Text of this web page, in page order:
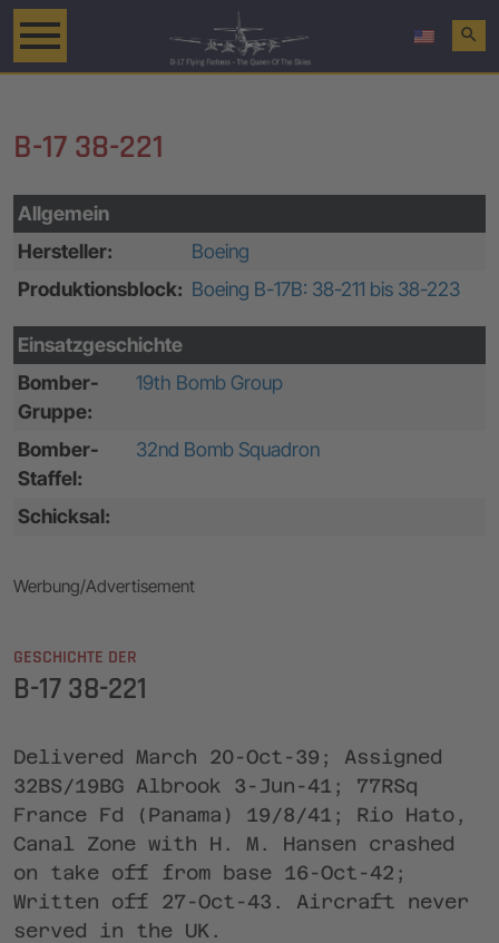
search
B-17 38-221
Allgemein
Hersteller:
Boeing
Produktionsblock: Boeing B-17B: 38-211 bis 38-223
Einsatzgeschichte
Bomber-
Gruppe:
19th Bomb Group
Bomber-
Staffel:
32nd Bomb Squadron
Schicksal:
Werbung/Advertisement
GESCHICHTE DER
B-17 38-221
Delivered March 20-Oct-39; Assigned
32BS/19BG Albrook 3-Jun-41; 77RSq
France Fd (Panama) 19/8/41; Rio Hato,
Canal Zone with H. M. Hansen crashed
on take off from base 16-Oct-42;
Written off 27-Oct-43. Aircraft never
served in the UK.